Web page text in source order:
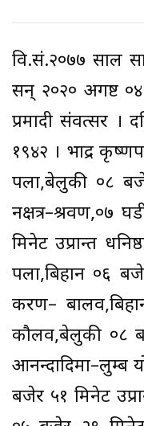
वि.सं.२०७७ साल
सन् २०२० अगष्ट
प्रमादी संवत्सर ।
१९४२ । भाद्र
पला,बेलुकी ०८ बजेर
नक्षत्र–श्रवण,०७
मिनेट उप्रान्त
पला,बिहान ०६
करण–
कौलव,बेलुकी ०८
आनन्दादिमा–लुम्ब
बजेर ५१ मिनेट